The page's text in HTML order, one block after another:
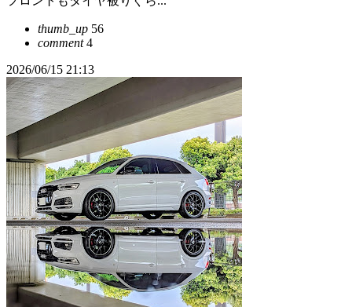
thumb_up 56
comment4
2026/06/15 21:13